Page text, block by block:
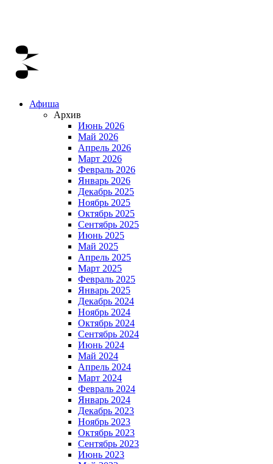
Афиша
Архив
Июнь 2026
Май 2026
Апрель 2026
Март 2026
Февраль 2026
Январь 2026
Декабрь 2025
Ноябрь 2025
Октябрь 2025
Сентябрь 2025
Июнь 2025
Май 2025
Апрель 2025
Март 2025
Февраль 2025
Январь 2025
Декабрь 2024
Ноябрь 2024
Октябрь 2024
Сентябрь 2024
Июнь 2024
Май 2024
Апрель 2024
Март 2024
Февраль 2024
Январь 2024
Декабрь 2023
Ноябрь 2023
Октябрь 2023
Сентябрь 2023
Июнь 2023